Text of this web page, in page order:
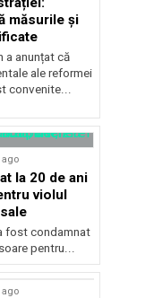
măsurile și
a anunțat că
ale reformei
convenite...
la 20 de ani
violul
fost condamnat
pentru...